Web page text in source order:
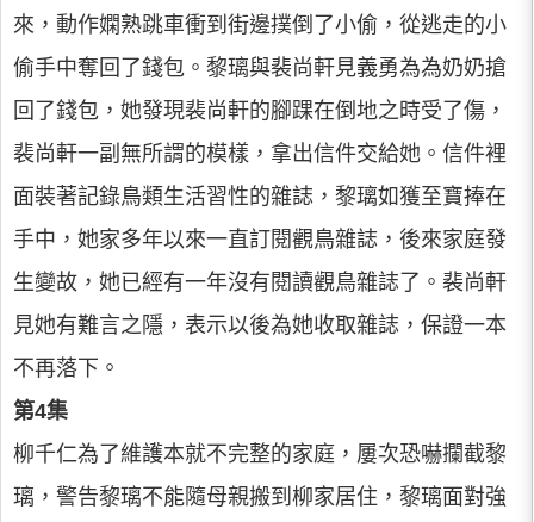
來，動作嫻熟跳車衝到街邊撲倒了小偷，從逃走的小
偷手中奪回了錢包。黎璃與裴尚軒見義勇為為奶奶搶
回了錢包，她發現裴尚軒的腳踝在倒地之時受了傷，
裴尚軒一副無所謂的模樣，拿出信件交給她。信件裡
面裝著記錄鳥類生活習性的雜誌，黎璃如獲至寶捧在
手中，她家多年以來一直訂閱觀鳥雜誌，後來家庭發
生變故，她已經有一年沒有閱讀觀鳥雜誌了。裴尚軒
見她有難言之隱，表示以後為她收取雜誌，保證一本
不再落下。
第4集
柳千仁為了維護本就不完整的家庭，屢次恐嚇攔截黎
璃，警告黎璃不能隨母親搬到柳家居住，黎璃面對強